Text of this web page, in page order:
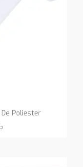
De Poliester